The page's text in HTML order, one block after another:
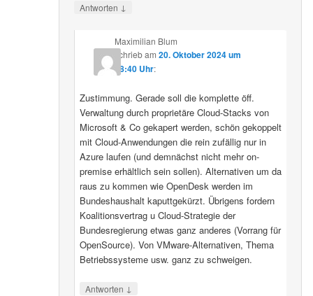
Antworten ↓
Maximilian Blum
schriebam 20. Oktober 2024 um
08:40 Uhr:
Zustimmung. Gerade soll die komplette öff.
Verwaltung durch proprietäre Cloud-Stacks von
Microsoft & Co gekapert werden, schön gekoppelt
mit Cloud-Anwendungen die rein zufällig nur in
Azure laufen (und demnächst nicht mehr on-
premise erhältlich sein sollen). Alternativen um da
raus zu kommen wie OpenDesk werden im
Bundeshaushalt kaputtgekürzt. Übrigens fordern
Koalitionsvertrag u Cloud-Strategie der
Bundesregierung etwas ganz anderes (Vorrang für
OpenSource). Von VMware-Alternativen, Thema
Betriebssysteme usw. ganz zu schweigen.
Antworten ↓